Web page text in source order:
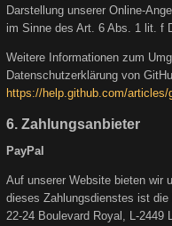
Darstellung unserer Online-
im Sinne des Art. 6 Abs. 1 lit. f
Weitere Informationen zum
Datenschutzerklärung von
https://help.github.com/
6. Zahlungsanbieter
PayPal
Auf unserer Website bieten wir
dieses Zahlungsdienstes ist die
22-24 Boulevard Royal, L-2449